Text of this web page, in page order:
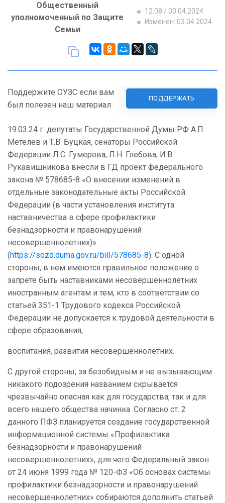
Общественный
уполномоченный по Защите
Семьи
12:08 / 03.04.2024
Изменен: 03.04.2024
Поддержите ОУЗС если вам
был полезен наш материал
ПОДДЕРЖАТЬ
19.03.24 г. депутаты Государственной Думы РФ А.П.
Метелев и Т.В. Буцкая, сенаторы Российской
Федерации Л.С. Гумерова, Л.Н. Глебова, И.В.
Рукавишникова внесли в ГД проект федерального
закона № 578685-8 «О внесении изменений в
отдельные законодательные акты Российской
Федерации (в части установления института
наставничества в сфере профилактики
безнадзорности и правонарушений
несовершеннолетних)»
(https://sozd.duma.gov.ru/bill/578685-8). С одной
стороны, в нем имеются правильное положение о
запрете быть наставниками несовершеннолетних
иностранным агентам и тем, кто в соответствии со
статьей 351-1 Трудового кодекса Российской
Федерации не допускается к трудовой деятельности в
сфере образования,
воспитания, развития несовершеннолетних.
С другой стороны, за безобидным и не вызывающим
никакого подозрения названием скрывается
чрезвычайно опасная как для государства, так и для
всего нашего общества начинка. Согласно ст. 2
данного ПФЗ планируется создание государственной
информационной системы «Профилактика
безнадзорности и правонарушений
несовершеннолетних», для чего Федеральный закон
от 24 июня 1999 года № 120-ФЗ «Об основах системы
профилактики безнадзорности и правонарушений
несовершеннолетних» собираются дополнить статьей